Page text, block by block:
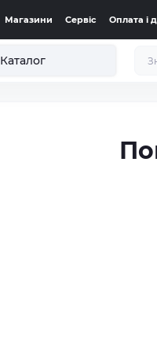
Магазини Сервіс Оплата і
Каталог